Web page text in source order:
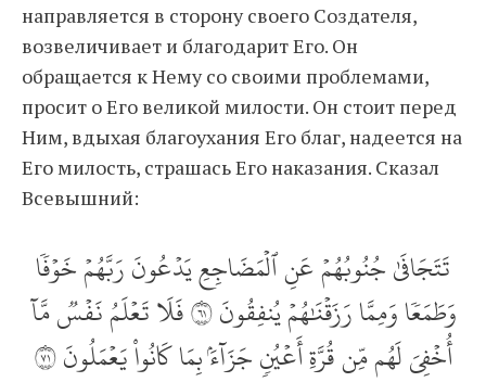
направляется в сторону своего Создателя,
возвеличивает и благодарит Его. Он
обращается к Нему со своими проблемами,
просит о Его великой милости. Он стоит перед
Ним, вдыхая благоухания Его благ, надеется на
Его милость, страшась Его наказания. Сказал
Всевышний:
تَتَجَافَىٰ جُنُوبُهُمۡ عَنِ ٱلۡمَضَاجِعِ يَدۡعُونَ رَبَّهُمۡ خَوۡفٗا
وَطَمَعٗا وَمِمَّا رَزَقۡنَٰهُمۡ يُنفِقُونَ ١٦ فَلَا تَعۡلَمُ نَفۡسٞ مَّآ
أُخۡفِيَ لَهُم مِّن قُرَّةِ أَعۡيُنٖ جَزَآءَۢ بِمَا كَانُواْ يَعۡمَلُونَ ١٧